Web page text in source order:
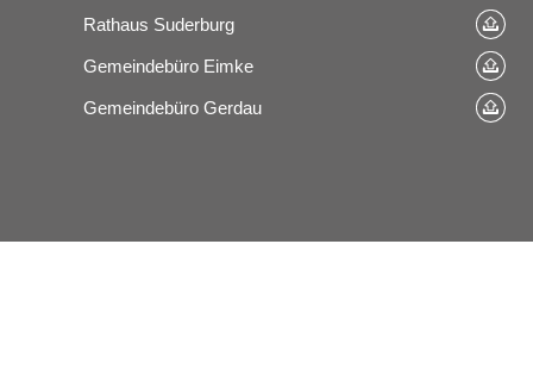
Rathaus Suderburg
Gemeindebüro Eimke
Gemeindebüro Gerdau